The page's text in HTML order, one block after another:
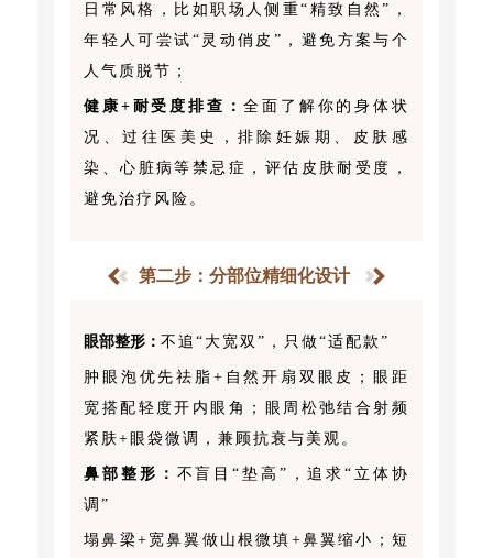
日常风格，比如职场人侧重“精致自然”，
年轻人可尝试“灵动俏皮”，避免方案与个
人气质脱节；
健康+耐受度排查：全面了解你的身体状
况、过往医美史，排除妊娠期、皮肤感
染、心脏病等禁忌症，评估皮肤耐受度，
避免治疗风险。
第二步：分部位精细化设计
眼部整形：不追“大宽双”，只做“适配款”
肿眼泡优先祛脂+自然开扇双眼皮；眼距
宽搭配轻度开内眼角；眼周松弛结合射频
紧肤+眼袋微调，兼顾抗衰与美观。
鼻部整形： 不盲目“垫高”，追求“立体协
调”
塌鼻梁+宽鼻翼做山根微填+鼻翼缩小；短